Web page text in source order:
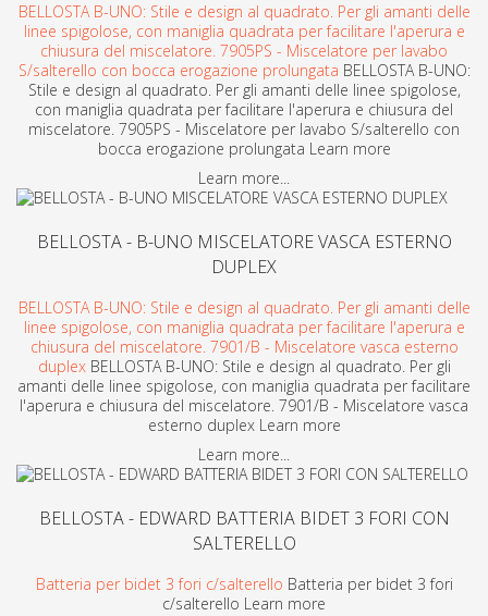
BELLOSTA B-UNO: Stile e design al quadrato. Per gli amanti delle
linee spigolose, con maniglia quadrata per facilitare l'aperura e
chiusura del miscelatore. 7905PS - Miscelatore per lavabo
S/salterello con bocca erogazione prolungata BELLOSTA B-UNO:
Stile e design al quadrato. Per gli amanti delle linee spigolose,
con maniglia quadrata per facilitare l'aperura e chiusura del
miscelatore. 7905PS - Miscelatore per lavabo S/salterello con
bocca erogazione prolungata Learn more
Learn more...
BELLOSTA - B-UNO MISCELATORE VASCA ESTERNO
DUPLEX
BELLOSTA B-UNO: Stile e design al quadrato. Per gli amanti delle
linee spigolose, con maniglia quadrata per facilitare l'aperura e
chiusura del miscelatore. 7901/B - Miscelatore vasca esterno
duplex BELLOSTA B-UNO: Stile e design al quadrato. Per gli
amanti delle linee spigolose, con maniglia quadrata per facilitare
l'aperura e chiusura del miscelatore. 7901/B - Miscelatore vasca
esterno duplex Learn more
Learn more...
BELLOSTA - EDWARD BATTERIA BIDET 3 FORI CON
SALTERELLO
Batteria per bidet 3 fori c/salterello Batteria per bidet 3 fori
c/salterello Learn more